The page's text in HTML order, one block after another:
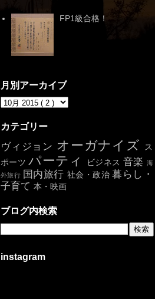
FP1級合格！
月別アーカイブ
カテゴリー
ヴィジョン オーガナイズ
ス
ポーツパーティ ビジネス 音楽 海
外旅行 国内旅行 社会・政治暮らし・
子育て 本・映画
ブログ内検索
instagram